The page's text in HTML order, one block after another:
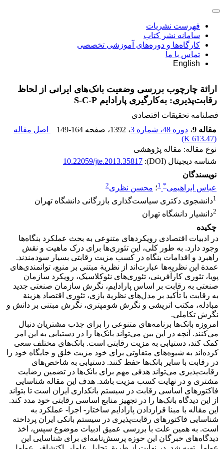
فهرست نشریات
سامانه نشر کتاب
کارگاه‌ها و دوره‌های آموزشی تخصصی
تماس با ما
English
ارائة چارچوب بررسی وضعیت بانک‌های ایرانی از لحاظ
رقابت‌پذیری: به‌کارگیری پارادایم S-C-P
فصلنامه تحقیقات اقتصادی
مقاله 9
، دوره 48، شماره 3 ، 1392 ، صفحه 149-164
اصل مقاله
(
613.47 K
)
نوع مقاله: مقاله پژوهشی
شناسه دیجیتال (DOI):
10.22059/jte.2013.35817
نویسندگان
عباس ابراهیمی*
1؛ محسن نظری2
1دانشجوی دکتری سیاست‌گذاری بازرگانی دانشگاه تهران
2دانشیار دانشگاه تهران
چکیده
در ادبیات اقتصادی رویکردهای متنوعی به بحث عملکرد بنگاه‌ها
وجود دارد. به طور کلی، این تئوری‌ها برای درک ماهیت و نقش
راهبرد و اقدامات بنگاه در کسب مزیت رقابتی بسیار سودمندند.
عمدة این نظریه‌‌ها عبارت‌اند از نظریة مبتنی بر منبع، توانمندی‌های
پویا، تئوری کارآفرینی، تئوری‌های نئوکلاسیک، رویکرد سازمان
صنعتی به رقابت بر اساس پارادایم، نگرش سازمان صنعتی جدید
به رقابت با تأکید بر مدل‌های نظریة بازی، تئوری اقتصاد هزینة
مبادله، مکتب اتریشی و نگرش شومپتری، نگرش مبتنی بر دانش و
نگرش تکاملی.
امروزه بانک‌ها برنامه‌‌های متنوعی را برای جذب مشتریان دنبال
می‌کنند. آنچه در این بین می‌تواند بانک‌ها را در دستیابی به این امر
کمک کند، دستیابی به مزیت رقابتی است. بانک‌های مختلف سعی
کرده‌اند به شیوه‌های متفاوتی برای خود مزیت خلق و جایگاه خود را
در رقابت با سایر بانک‌ها حفظ کنند. دستیابی به شاخص‌های
رقابت‌پذیری می‌تواند هدفی مهم برای بانک‌ها در تضمین رضایت
مشتری و در نهایت کسب مزیت باشد. هدف این مقاله شناسایی
فاکتورهای اساسی رقابت در سیستم بانکداری ایران است تا بتواند
از این دیدگاه بانک‌ها را در تجهیز منابع اساسی رقابتی خود مدد کند.
این مقاله با مبنا قراردادن پارادایم ساختار- اجرا- عملکرد به
شناسایی فاکتور‌های رقابت‌پذیری در سیستم بانکی ایران پرداخته
است. به همین علت با بررسی عمیق ادبیات موضوع سپس، اخذ
دیدگاه‌های خبرگان این حوزه پرسش‌نامه‌ای برای شناسایی این